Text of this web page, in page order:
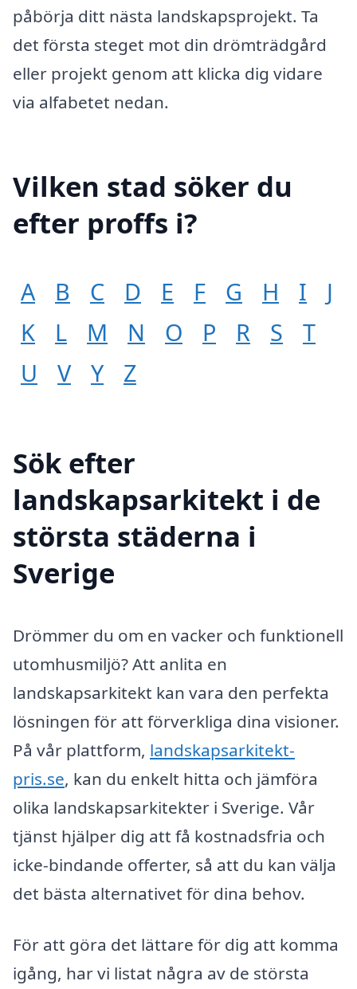
påbörja ditt nästa landskapsprojekt. Ta
det första steget mot din drömträdgård
eller projekt genom att klicka dig vidare
via alfabetet nedan.
Vilken stad söker du
efter proffs i?
A B C D E F G H I
J
K
L M N O P R S
T
U
V Y Z
Sök efter
landskapsarkitekt i de
största städerna i
Sverige
Drömmer du om en vacker och funktionell
utomhusmiljö? Att anlita en
landskapsarkitekt kan vara den perfekta
lösningen för att förverkliga dina visioner.
På vår plattform, landskapsarkitekt-
pris.se, kan du enkelt hitta och jämföra
olika landskapsarkitekter i Sverige. Vår
tjänst hjälper dig att få kostnadsfria och
icke-bindande offerter, så att du kan välja
det bästa alternativet för dina behov.
För att göra det lättare för dig att komma
igång, har vi listat några av de största